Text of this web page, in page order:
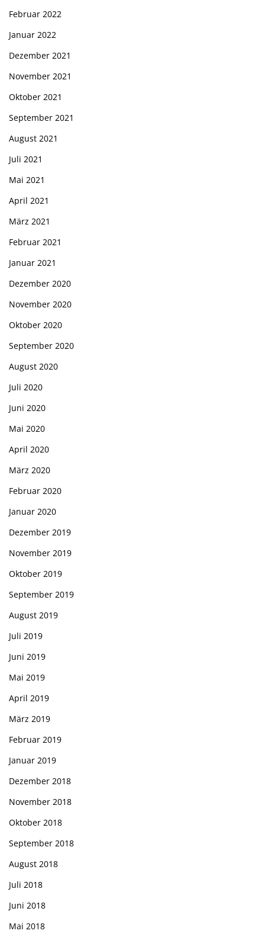
Februar 2022
Januar 2022
Dezember 2021
November 2021
Oktober 2021
September 2021
August 2021
Juli 2021
Mai 2021
April 2021
März 2021
Februar 2021
Januar 2021
Dezember 2020
November 2020
Oktober 2020
September 2020
August 2020
Juli 2020
Juni 2020
Mai 2020
April 2020
März 2020
Februar 2020
Januar 2020
Dezember 2019
November 2019
Oktober 2019
September 2019
August 2019
Juli 2019
Juni 2019
Mai 2019
April 2019
März 2019
Februar 2019
Januar 2019
Dezember 2018
November 2018
Oktober 2018
September 2018
August 2018
Juli 2018
Juni 2018
Mai 2018